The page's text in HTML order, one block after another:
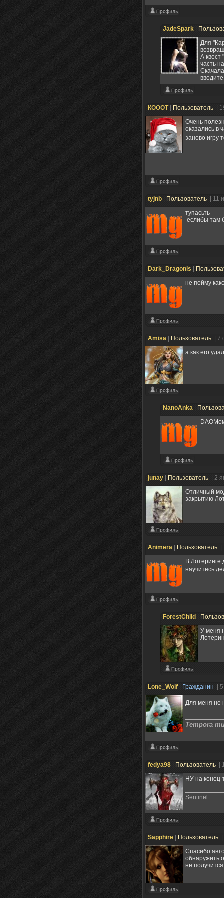
JadeSpark
Для
А квест
часть
КОООТ| Пользователь
|
Очень
оказались в
заново игру
tyjnb Пользователь
| 11
тупасьть
еслибы там
Dark_Dragonis
не пойму
Amisa Пользователь
|
а как его
NanoAnka
junay Пользователь
| 2
Отличный
закрытию
Animera Пользователь
В Лотеринге
научитесь
ForestChild
У меня
Lone_Wolf Гражданин |
Для меня не
Tempora
fedya98 Пользователь
|
НУ на конец-
Sentinel
Sapphire Пользователь
Спасибо
обнаружить
не